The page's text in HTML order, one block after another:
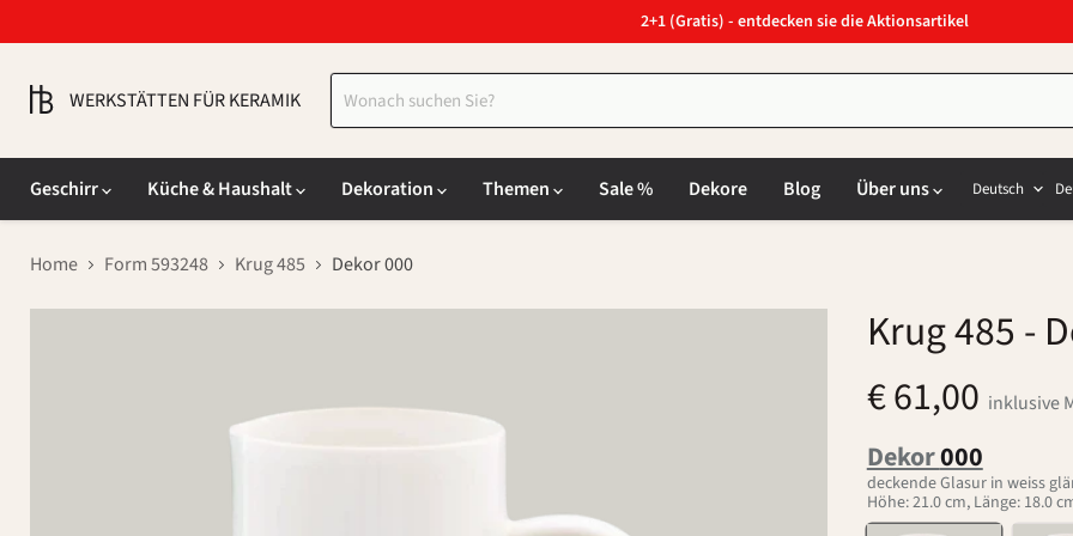
2+1 (Gratis) - entdecken sie die Aktionsartikel
WERKSTÄTTEN FÜR KERAMIK
Geschirr
Küche & Haushalt Dekoration Themen Sale % Dekore Blog Über uns Deutsch
Home Form 593248 Krug 485 Dekor 000
Krug 485 -
€ 61,00 inklusive
Dekor000
deckende Glasur in weiss
Höhe: 21.0 cm, Länge: 18.0